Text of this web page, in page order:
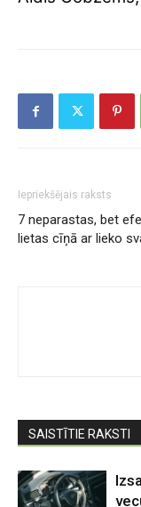
Iepriekšējais raksts
7 neparastas, bet
lietas cīņā ar lieko
SAISTĪTIE RAKSTI